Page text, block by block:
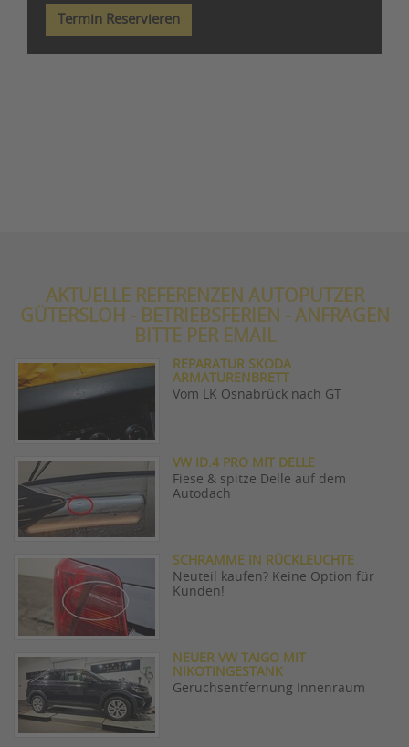
Termin Reservieren
AKTUELLE REFERENZEN AUTOPUTZER
GÜTERSLOH - BETRIEBSFERIEN - ANFRAGEN
BITTE PER EMAIL
REPARATUR SKODA
ARMATURENBRETT
Vom LK Osnabrück nach GT
VW ID.4 PRO MIT DELLE
Fiese & spitze Delle auf dem
Autodach
SCHRAMME IN RÜCKLEUCHTE
Neuteil kaufen? Keine Option für
Kunden!
NEUER VW TAIGO MIT
NIKOTINGESTANK
Geruchsentfernung Innenraum